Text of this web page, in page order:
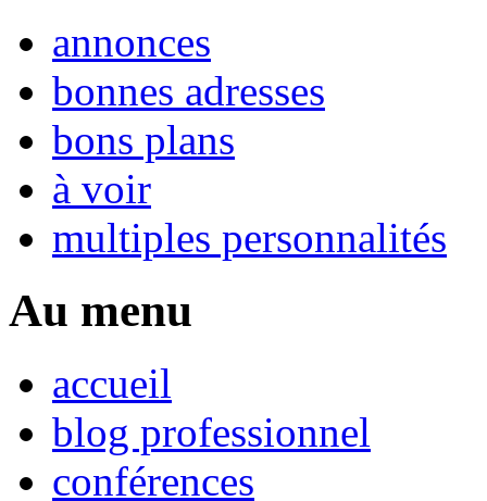
annonces
bonnes adresses
bons plans
à voir
multiples personnalités
Au menu
accueil
blog professionnel
conférences